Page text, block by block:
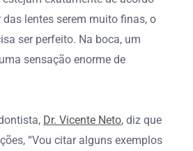
lentes serem muito finas, o
ser perfeito. Na boca, um
sensação enorme de
Dr. Vicente Neto, diz que
“Vou citar alguns exemplos